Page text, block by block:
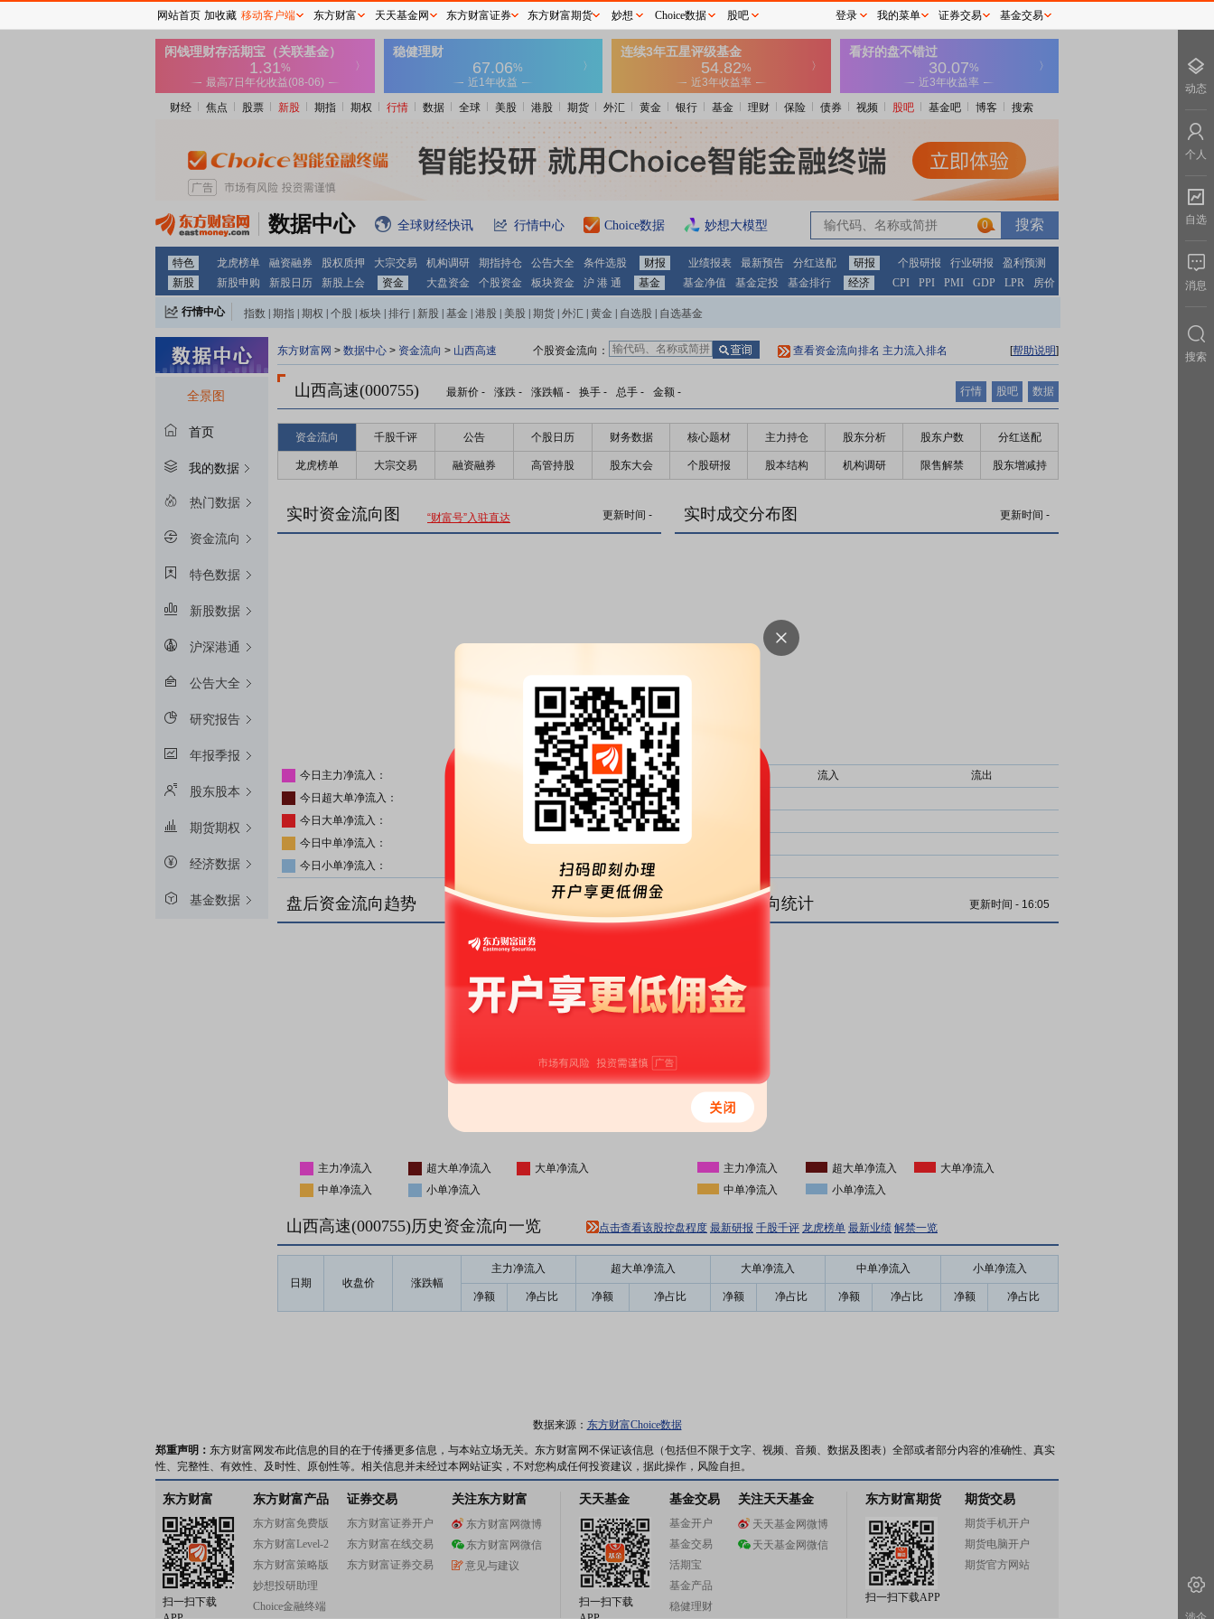
财经 焦点 股票 新股 期指 期权 行情 数据 全球 美股 港股 期货 外汇 黄金 银行 基金 理财 保险 债券 视频 股吧 基金吧 博客 搜索
数据中心 全球财经快讯 行情中心 Choice数据 妙想大模型 0
特色 龙虎榜单 融资融券 股权质押 大宗交易 机构调研 期指持仓 公告大全 条件选股 财报 业绩报表 最新预告 分红送配 研报 个股研报 行业研报
盈利预测
新股
新股申购 新股日历 新股上会 资金 大盘资金 个股资金 板块资金 沪 港 通 基金 基金净值 基金定投 基金排行 经济 CPI PPI PMI GDP LPR 房价
行情中心 指数 期指 期权 个股 板块 排行 新股 基金 港股 美股 期货 外汇 黄金 自选股 自选基金
全景图
首页
我的数据
热门数据
资金流向
特色数据
新股数据
沪深港通
公告大全
研究报告
年报季报
股东股本
期货期权
经济数据
基金数据
东方财富网 > 数据中心 > 资金流向 > 山西高速 个股资金流向： 查看资金流向排名 主力流入排名 [帮助说明]
山西高速(000755) 最新价 - 涨跌 - 涨跌幅 - 换手 - 总手 - 金额 - 行情 股吧 数据
资金流向 千股千评 公告 个股日历 财务数据 核心题材 主力持仓 股东分析 股东户数 分红送配
龙虎榜单 大宗交易 融资融券 高管持股 股东大会 个股研报 股本结构 机构调研 限售解禁 股东增减持
实时资金流向图 “财富号”入驻直达 更新时间 -
今日主力净流入：
主力净比：
今日超大单净流入：
超大单净比：
今日大单净流入：
大单净比：
今日中单净流入：
中单净比：
今日小单净流入：
实时成交分布图 更新时间 -
流入
流出
盘后资金流向趋势
主力净流入 超大单净流入
大单净流入
中单净流入
小单净流入
盘后资金流向统计 更新时间 - 16:05
主力净流入 超大单净流入
大单净流入
中单净流入
小单净流入
山西高速(000755)历史资金流向一览 点击查看该股控盘程度 最新研报 千股千评 龙虎榜单 最新业绩 解禁一览
日期 收盘价 涨跌幅
主力净流入 超大单净流入 大单净流入 中单净流入 小单净流入
净额 净占比 净额 净占比 净额 净占比 净额 净占比 净额 净占比
数据来源： 东方财富Choice数据
郑重声明： 东方财富网发布此信息的目的在于传播更多信息，与本站立场无关。东方财富网不保证该信息（包括但不限于文字、视频、音频、数据及图表）全部或者部分内容的准确性、真实
性、完整性、有效性、及时性、原创性等。相关信息并未经过本网站证实，不对您构成任何投资建议，据此操作，风险自担。
东方财富
扫一扫下载
东方财富产品
东方财富免费版
东方财富Level-2
东方财富策略版
妙想投研助理
Choice金融终端
证券交易
东方财富证券开户
东方财富在线交易
东方财富证券交易
关注东方财富
东方财富网微博
东方财富网微信
意见与建议
天天基金
扫一扫下载
基金交易
基金开户
基金交易
活期宝
基金产品
稳健理财
关注天天基金
天天基金网微博
天天基金网微信
东方财富期货
扫一扫下载APP
期货交易
期货手机开户
期货电脑开户
期货官方网站
网站首页 加收藏 移动客户端 东方财富 天天基金网 东方财富证券 东方财富期货 妙想 Choice数据 股吧 登录 我的菜单 证券交易 基金交易
动态
个人
自选
消息
搜索